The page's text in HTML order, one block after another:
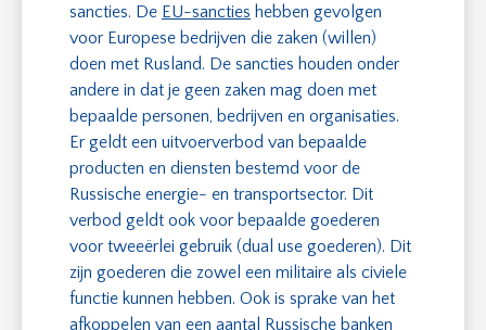
sancties. De EU-sancties hebben gevolgen
voor Europese bedrijven die zaken (willen)
doen met Rusland. De sancties houden onder
andere in dat je geen zaken mag doen met
bepaalde personen, bedrijven en organisaties.
Er geldt een uitvoerverbod van bepaalde
producten en diensten bestemd voor de
Russische energie- en transportsector. Dit
verbod geldt ook voor bepaalde goederen
voor tweeërlei gebruik (dual use goederen). Dit
zijn goederen die zowel een militaire als civiele
functie kunnen hebben. Ook is sprake van het
afkoppelen van een aantal Russische banken